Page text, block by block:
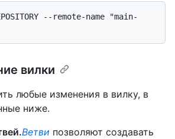
--remote-name "main-
вилки
любые изменения в вилку, в
ниже.
Ветви позволяют создавать